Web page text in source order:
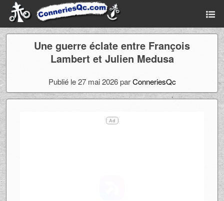
Une guerre éclate entre François
Lambert et Julien Medusa
Publié le 27 mai 2026 parConneriesQc
Ad